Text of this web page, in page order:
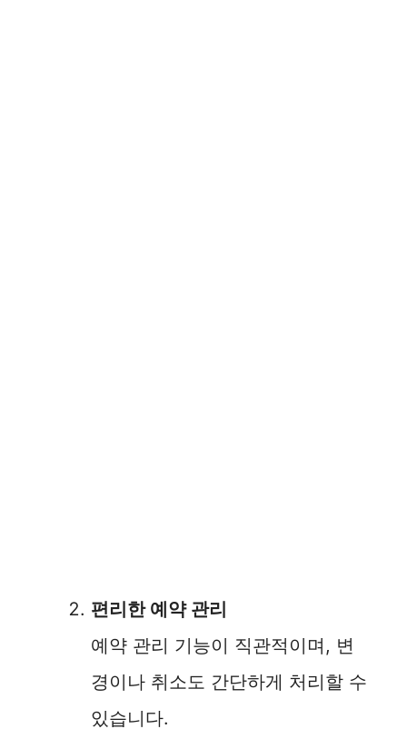
편리한 예약 관리
예약 관리 기능이 직관적이며, 변
경이나 취소도 간단하게 처리할 수
있습니다.